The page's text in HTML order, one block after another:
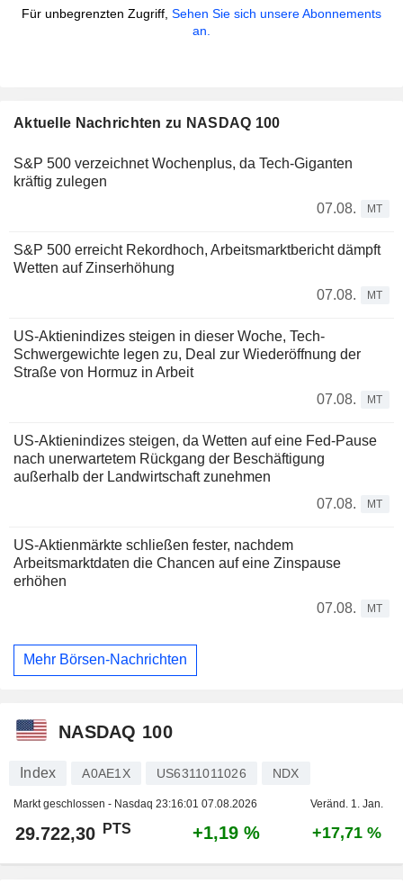
Für unbegrenzten Zugriff, Sehen Sie sich unsere Abonnements
an.
Aktuelle Nachrichten zu NASDAQ 100
S&P 500 verzeichnet Wochenplus, da Tech-Giganten
kräftig zulegen
07.08.
MT
S&P 500 erreicht Rekordhoch, Arbeitsmarktbericht dämpft
Wetten auf Zinserhöhung
07.08.
MT
US-Aktienindizes steigen in dieser Woche, Tech-
Schwergewichte legen zu, Deal zur Wiederöffnung der
Straße von Hormuz in Arbeit
07.08.
MT
US-Aktienindizes steigen, da Wetten auf eine Fed-Pause
nach unerwartetem Rückgang der Beschäftigung
außerhalb der Landwirtschaft zunehmen
07.08.
MT
US-Aktienmärkte schließen fester, nachdem
Arbeitsmarktdaten die Chancen auf eine Zinspause
erhöhen
07.08.
MT
Mehr Börsen-Nachrichten
NASDAQ 100
Index A0AE1X US6311011026 NDX
Markt geschlossen - Nasdaq 23:16:01 07.08.2026 Veränd. 1. Jan.
29.722,30 PTS +1,19 % +17,71 %